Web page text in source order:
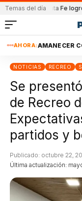
Temas del día
Santa Fe logró reducir
AHORA:AMANECER
NOTICIAS RECREO
Se
de Recreo
partidos y
Última actualización:
Publicado: octubre 22,